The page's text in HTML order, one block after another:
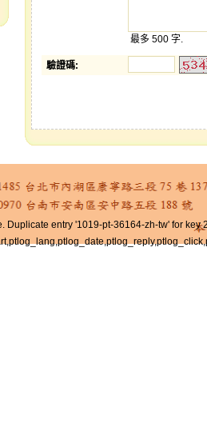
最多 500 字.
驗證碼:
Duplicate entry '1019-pt-36164-zh-tw' for key